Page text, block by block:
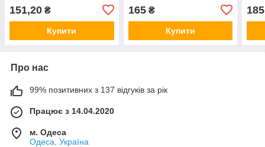
151,20 ₴
Купити
165₴
Купити
185
Про нас
99% позитивних з 137 відгуків за рік
Працює з 14.04.2020
м. Одеса
Одеса, Україна